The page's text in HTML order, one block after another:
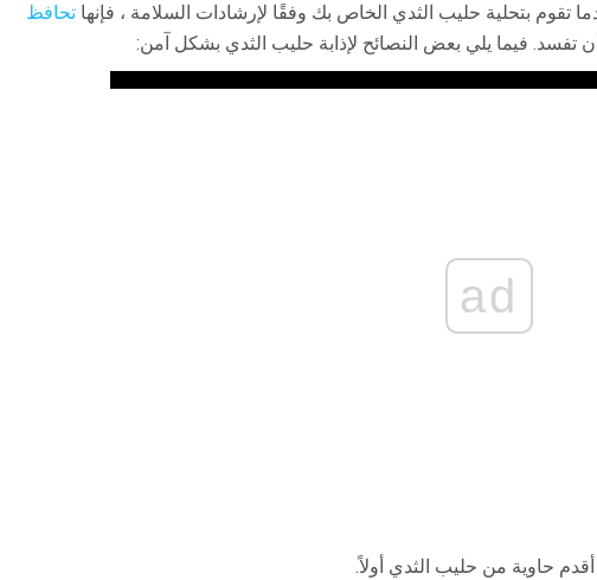
تقوم بتحلية حليب الثدي الخاص بك وفقًا لإرشادات السلامة ، فإنها تحافظ
تفسد. فيما يلي بعض النصائح لإذابة حليب الثدي بشكل آمن:
ad
حاوية من حليب الثدي أولاً.